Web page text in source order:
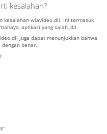
kesalahan?
kesalahan wiavideo.dll. Ini termasuk
aplikasi yang salah, dll.
juga dapat menunjukkan bahwa
benar.